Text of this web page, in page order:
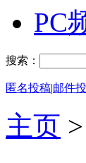
PC
搜索：
匿名投稿|邮件
主页 >